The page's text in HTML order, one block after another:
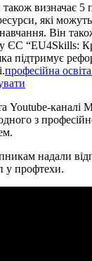
визначає 5
які
Він
ЄС “EU4Skills:
підтримує
професійна освіта
Youtube-каналі
з
надали
у профтехи.